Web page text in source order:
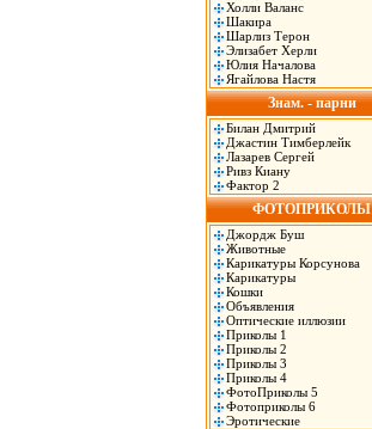
Холли Валанс
Шакира
Шарлиз Терон
Элизабет Херли
Юлия Началова
Ягайлова Настя
Знам. - парни
Билан Дмитрий
Джастин Тимберлейк
Лазарев Сергей
Ривз Киану
Фактор 2
ФОТОПРИКОЛЫ
Джордж Буш
Животные
Карикатуры Корсунова
Карикатуры
Кошки
Объявления
Оптические иллюзии
Приколы 1
Приколы 2
Приколы 3
Приколы 4
ФотоПриколы 5
Фотоприколы 6
Эротические